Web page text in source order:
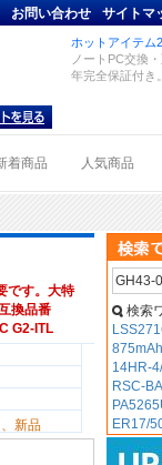
お問い合わせ サイトマ
ホットアイテム
ノートPC交換
年完全保証付き。
着商品 人気商品
です。大特
換品番
G2-ITL
新品
検索
875mAh
14HR-
RSC-BA
ER17/